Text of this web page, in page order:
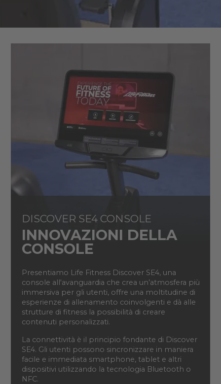
DISCOVER SE4 CONSOLE
INNOVAZIONI DELLA
CONSOLE
Presentiamo Life Fitness Discover SE4, una
console all'avanguardia che crea un’atmosfera più
immersiva per gli utenti, offre una moltitudine di
esperienze di allenamento coinvolgenti e dà alle
strutture di fitness la possibilità di creare
contenuti personalizzati.
La connettività è il principio fondante di Discover
SE4. Gli utenti possono sincronizzare in maniera
facile e immediata smartphone, tablet e altri
dispositivi utilizzando la tecnologia Bluetooth o
NFC.